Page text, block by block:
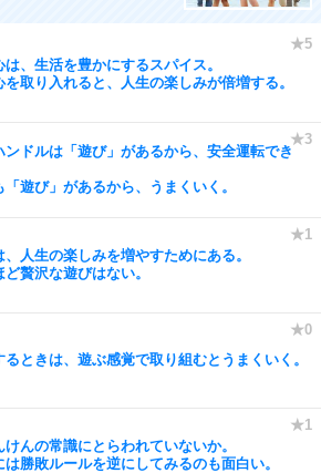
は、生活を豊かにするスパイス。
を取り入れると、人生の楽しみが倍増する。
ンドルは「遊び」があるから、安全運転でき
「遊び」があるから、うまくいく。
、人生の楽しみを増やすためにある。
ど贅沢な遊びはない。
るときは、遊ぶ感覚で取り組むとうまくいく。
けんの常識にとらわれていないか。
は勝敗ルールを逆にしてみるのも面白い。